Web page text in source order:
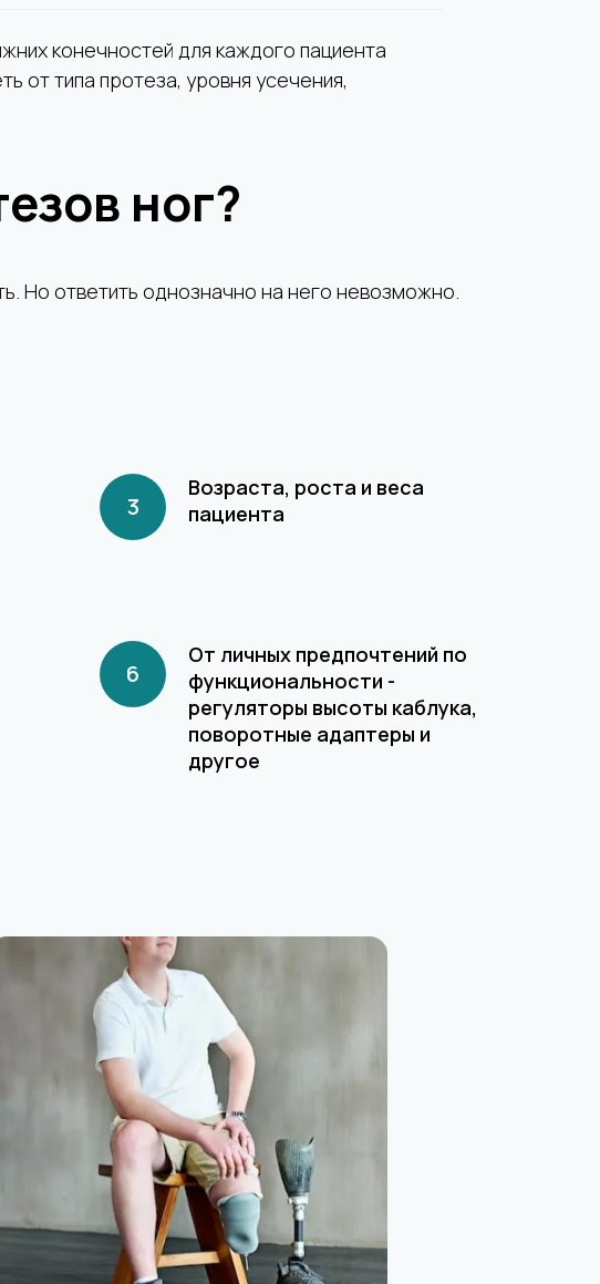
конечностей для каждого пациента
от типа протеза, уровня усечения,
ног?
Но ответить однозначно на него невозможно.
Возраста, роста и веса
пациента
От личных предпочтений по
функциональности -
регуляторы высоты каблука,
поворотные адаптеры и
другое